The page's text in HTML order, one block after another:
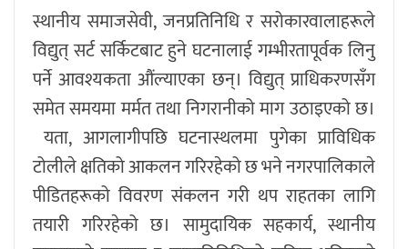
स्थानीय समाजसेवी, जनप्रतिनिधि र सरोकारवालाहरूले
विद्युत् सर्ट सर्किटबाट हुने घटनालाई गम्भीरतापूर्वक लिनु
पर्ने आवश्यकता औंल्याएका छन्। विद्युत् प्राधिकरणसँग
समेत समयमा मर्मत तथा निगरानीको माग उठाइएको छ।
यता, आगलागीपछि घटनास्थलमा पुगेका प्राविधिक
टोलीले क्षतिको आकलन गरिरहेको छ भने नगरपालिकाले
पीडितहरूको विवरण संकलन गरी थप राहतका लागि
तयारी गरिरहेको छ। सामुदायिक सहकार्य, स्थानीय